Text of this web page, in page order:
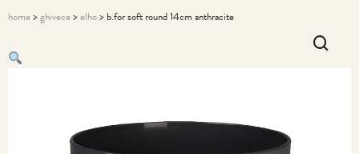
home>ghivece>elho> b.for soft round 14cm anthracite